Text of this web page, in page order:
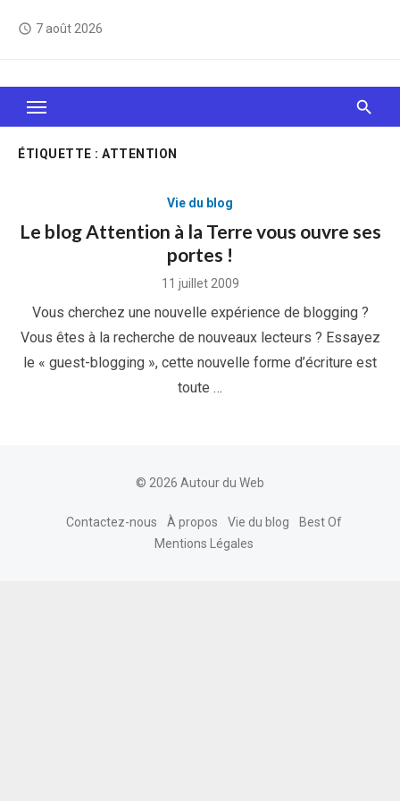
access_time 7 août 2026
Le Web, c'est comme une boîte de chocolats… On
sait jamais sur quoi on va tomber !
ÉTIQUETTE : ATTENTION
Vie du blog
Le blog Attention à la Terre vous ouvre ses
portes !
Posted
11 juillet 2009
Vous cherchez une nouvelle expérience de blogging ?
Vous êtes à la recherche de nouveaux lecteurs ? Essayez
le « guest-blogging », cette nouvelle forme d’écriture est
toute …
© 2026 Autour du Web
Contactez-nous À propos Vie du blog
Best Of
Mentions Légales